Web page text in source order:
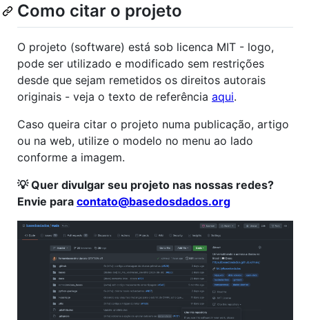
Como citar o projeto
O projeto (software) está sob licenca MIT - logo,
pode ser utilizado e modificado sem restrições
desde que sejam remetidos os direitos autorais
originais - veja o texto de referência aqui.
Caso queira citar o projeto numa publicação, artigo
ou na web, utilize o modelo no menu ao lado
conforme a imagem.
💡 Quer divulgar seu projeto nas nossas redes?
Envie para contato@basedosdados.org